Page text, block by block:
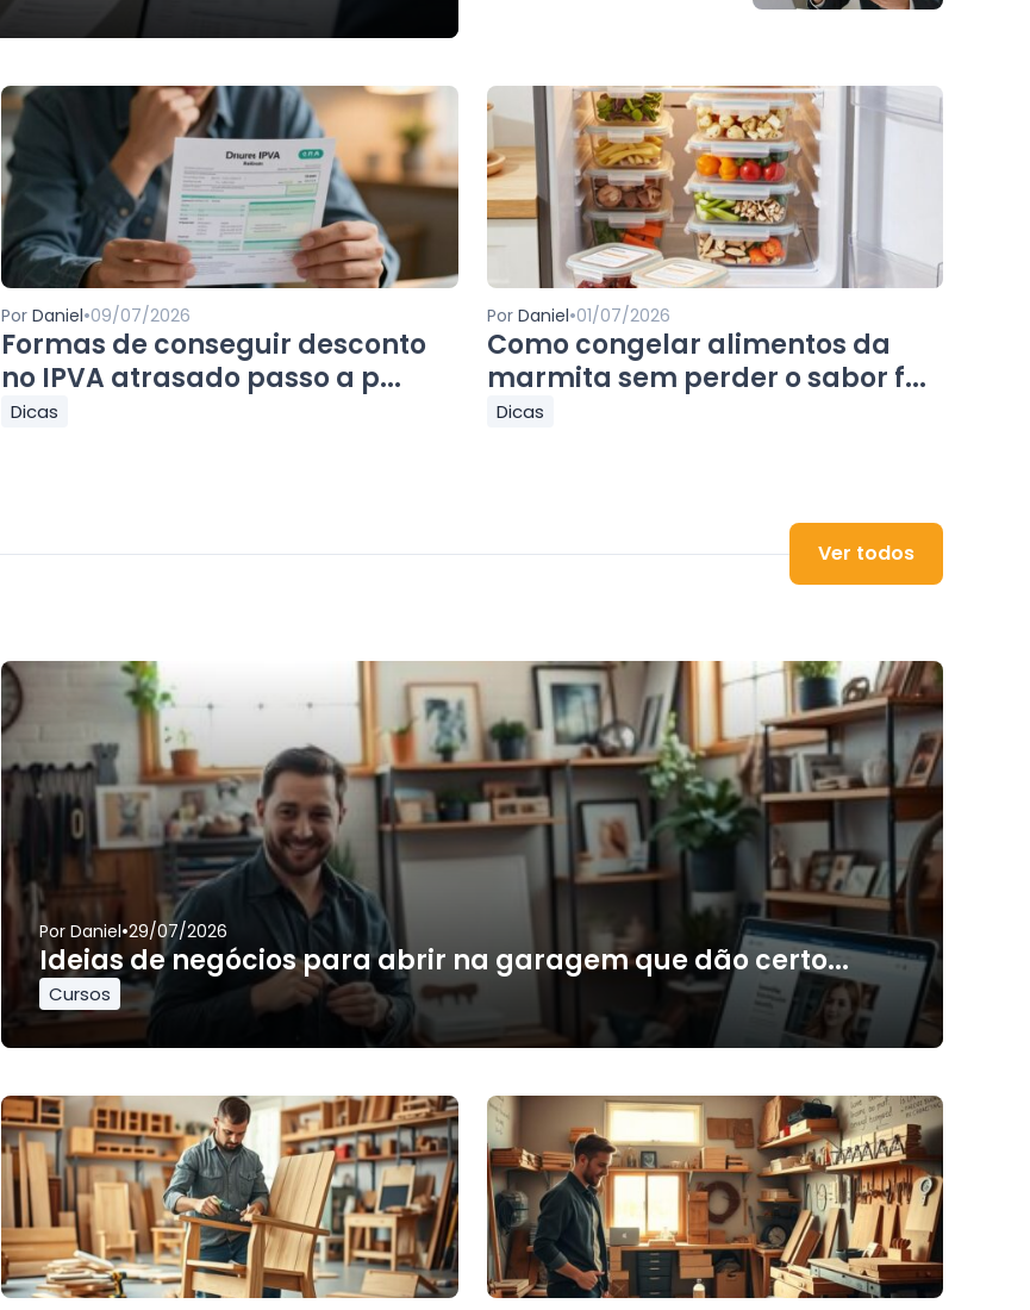
PorDaniel•09/07/2026
Formas de conseguir desconto
no IPVA atrasado passo a p...
Dicas
Por Daniel•01/07/2026
Como congelar alimentos da
marmita sem perder o sabor f...
Dicas
Ver todos
PorDaniel•29/07/2026
Ideias de negócios para abrir na garagem que dão certo...
Cursos